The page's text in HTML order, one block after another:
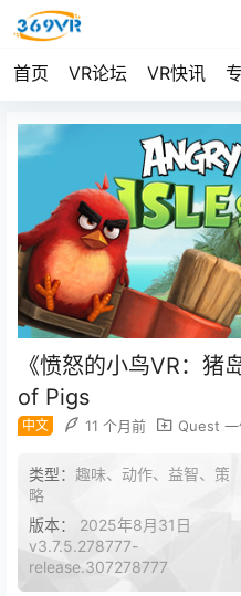
首页 VR论坛 VR快讯
《愤怒的小鸟VR：
of Pigs
中文 11 个月前 Quest 一
类型： 趣味、动作、益智、策
略
版本： 2025年8月31日
v3.7.5.278777-
release.307278777